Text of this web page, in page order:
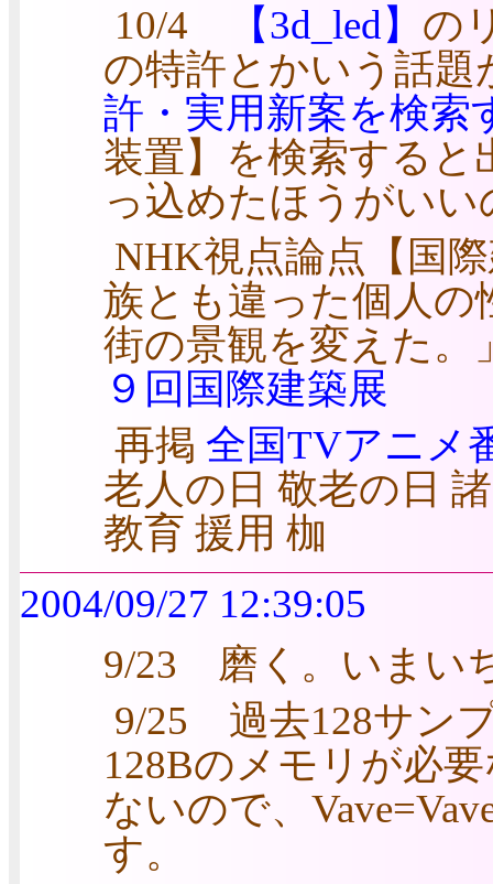
10/4
【3d_led】 の
の特許とかいう話
許・実用新案を検索
装置】を検索する
っ込めたほうがいい
NHK視点論点【国
族とも違った個人の
街の景観を変えた。
９回国際建築展
再掲 全国TVアニメ
老人の日 敬老の日
教育 援用 枷
2004/09/27 12:39:05
9/23 磨く。いまい
9/25 過去128サン
128Bのメモリが必
ないので、
す。